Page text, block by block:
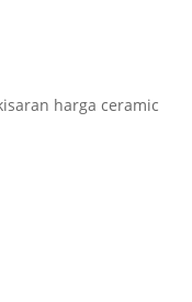
harga ceramic